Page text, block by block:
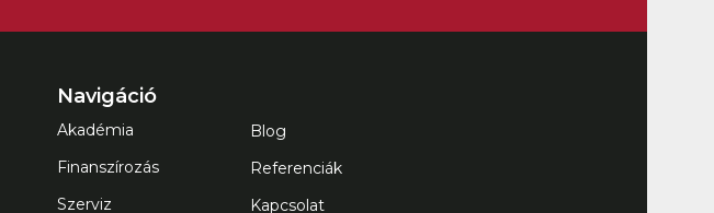
Navigáció
Akadémia
Finanszírozás
Szerviz
Blog
Referenciák
Kapcsolat